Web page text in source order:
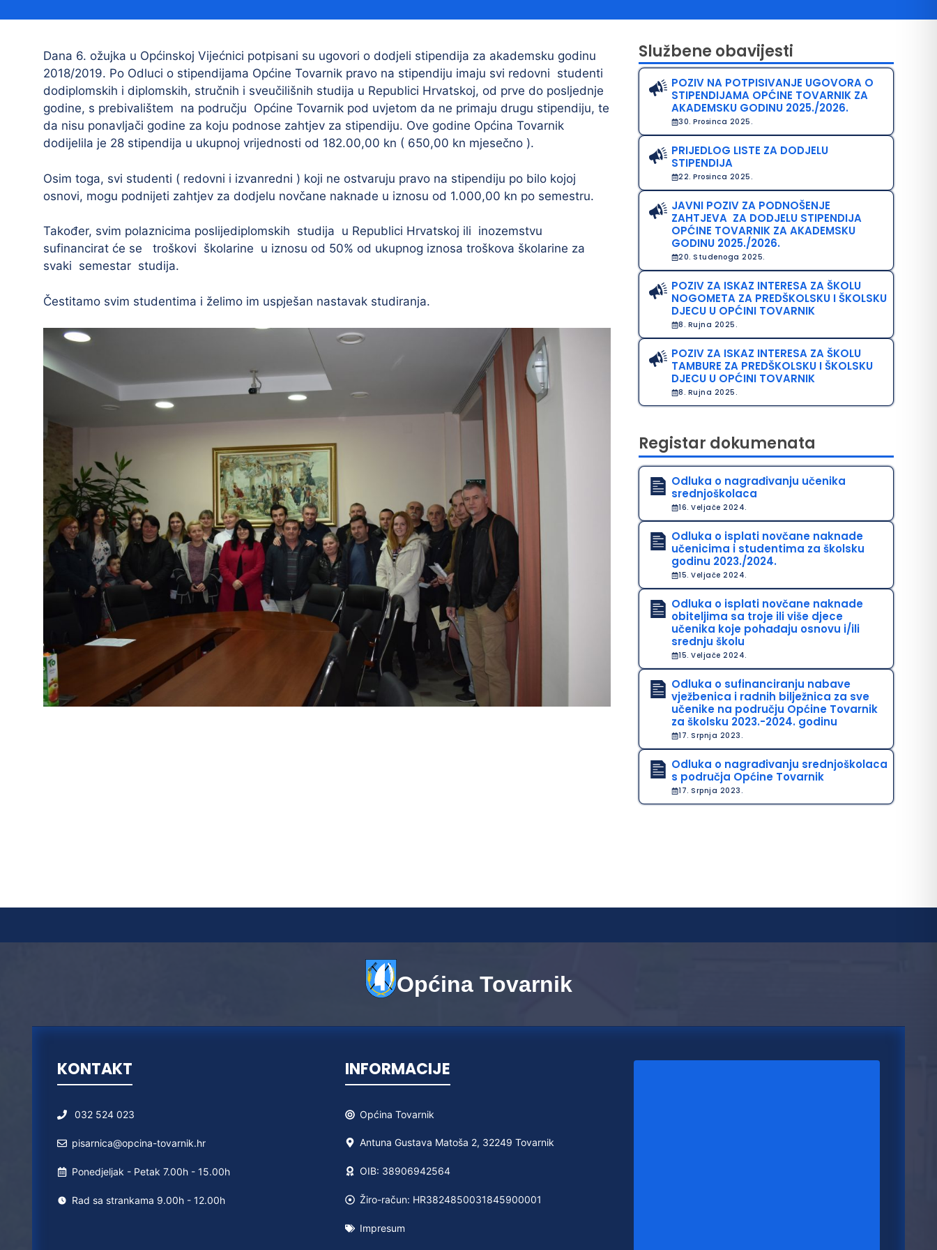
Sponzorstva i donacije
Procedure
Službeni vjesnik
I. izmjene i dopune prostornog plana
uređenja Općine Tovarnik
II. izmjene i dopune prostornog plana
uređenja Općine Tovarnik
III. izmjene i dopune prostornog plana
Vatrogastvo
Pravo na pristup informacijama
Izjava o pristupačnosti
Pravila privatnosti
Dana 6. ožujka u Općinskoj Vijećnici potpisani su ugovori o dodjeli stipendija za akademsku godinu
2018/2019. Po Odluci o stipendijama Općine Tovarnik pravo na stipendiju imaju svi redovni studenti
dodiplomskih i diplomskih, stručnih i sveučilišnih studija u Republici Hrvatskoj, od prve do posljednje
godine, s prebivalištem na području Općine Tovarnik pod uvjetom da ne primaju drugu stipendiju, te
da nisu ponavljači godine za koju podnose zahtjev za stipendiju. Ove godine Općina Tovarnik
dodijelila je 28 stipendija u ukupnoj vrijednosti od 182.00,00 kn ( 650,00 kn mjesečno ).
Osim toga, svi studenti ( redovni i izvanredni ) koji ne ostvaruju pravo na stipendiju po bilo kojoj
osnovi, mogu podnijeti zahtjev za dodjelu novčane naknade u iznosu od 1.000,00 kn po semestru.
Također, svim polaznicima poslijediplomskih studija u Republici Hrvatskoj ili inozemstvu
sufinancirat će se troškovi školarine u iznosu od 50% od ukupnog iznosa troškova školarine za
svaki semestar studija.
Čestitamo svim studentima i želimo im uspješan nastavak studiranja.
Službene obavijesti
POZIV NA POTPISIVANJE UGOVORA O
STIPENDIJAMA OPĆINE TOVARNIK ZA
AKADEMSKU GODINU 2025./2026.
30. Prosinca 2025.
PRIJEDLOG LISTE ZA DODJELU
STIPENDIJA
22. Prosinca 2025.
JAVNI POZIV ZA PODNOŠENJE
ZAHTJEVA ZA DODJELU STIPENDIJA
OPĆINE TOVARNIK ZA AKADEMSKU
GODINU 2025./2026.
20. Studenoga 2025.
POZIV ZA ISKAZ INTERESA ZA ŠKOLU
NOGOMETA ZA PREDŠKOLSKU I ŠKOLSKU
DJECU U OPĆINI TOVARNIK
8. Rujna 2025.
POZIV ZA ISKAZ INTERESA ZA ŠKOLU
TAMBURE ZA PREDŠKOLSKU I ŠKOLSKU
DJECU U OPĆINI TOVARNIK
8. Rujna 2025.
Registar dokumenata
Odluka o nagrađivanju učenika
srednjoškolaca
16. Veljače 2024.
Odluka o isplati novčane naknade
učenicima i studentima za školsku
godinu 2023./2024.
15. Veljače 2024.
Odluka o isplati novčane naknade
obiteljima sa troje ili više djece
učenika koje pohađaju osnovu i/ili
srednju školu
15. Veljače 2024.
Odluka o sufinanciranju nabave
vježbenica i radnih bilježnica za sve
učenike na području Općine Tovarnik
za školsku 2023.-2024. godinu
17. Srpnja 2023.
Odluka o nagrađivanju srednjoškolaca
s područja Općine Tovarnik
17. Srpnja 2023.
Općina Tovarnik
KONTAKT
032 524 023
pisarnica@opcina-tovarnik.hr
Ponedjeljak - Petak 7.00h - 15.00h
Rad sa strankama 9.00h - 12.00h
INFORMACIJE
OpćinaTovarnik
Antuna Gustava Matoša 2, 32249 Tovarnik
OIB: 38906942564
Žiro-račun: HR3824850031845900001
Impresum